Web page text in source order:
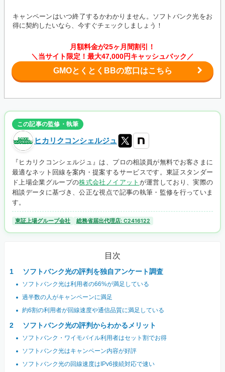
キャンペーンはいつ終了するかわかりません。ソフトバンク光をお
得に契約したいなら、今すぐチェックしましょう！
月額料金が25ヶ月間割引！
＼当サイト限定！最大47,000円キャッシュバック／
GMOとくとくBBの窓口はこちら
この記事の監修・執筆
ヒカリクコンシェルジュ
『ヒカリクコンシェルジュ』は、プロの相談員が無料でお客さまに
最適なネット回線を案内・提案するサービスです。東証スタンダー
ド上場企業グループの株式会社ノイアット が運営しており、実際の
相談データに基づき、公正な視点で記事の執筆・監修を行っていま
す。
東証上場グループ会社 総務省届出代理店: C2416122
目次
ソフトバンク光の評判を独自アンケート調査
ソフトバンク光は利用者の66%が満足している
過半数の人がキャンペーンに満足
約6割の利用者が回線速度や通信品質に満足している
ソフトバンク光の評判からわかるメリット
ソフトバンク・ワイモバイル利用者はセット割でお得
ソフトバンク光はキャンペーン内容が好評
ソフトバンク光の回線速度はIPv6接続対応で速い